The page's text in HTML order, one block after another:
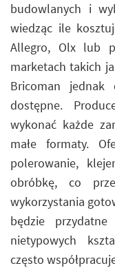
budowlanych i
wiedząc ile
Allegro, Olx lub
marketach takich
Bricoman
dostępne.
wykonać każde
małe formaty.
polerowanie,
obróbkę, co
wykorzystania
będzie
nietypowych
często